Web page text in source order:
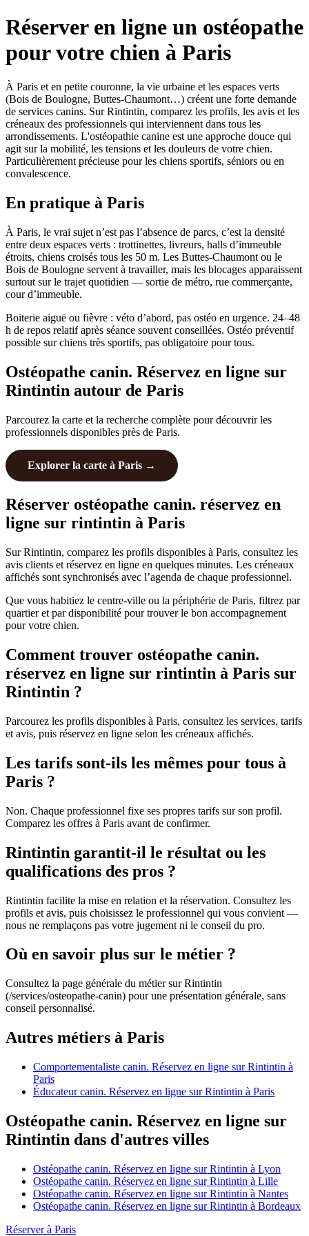
Réserver en ligne un ostéopathe
pour votre chien à Paris
À Paris et en petite couronne, la vie urbaine et les espaces verts
(Bois de Boulogne, Buttes-Chaumont…) créent une forte demande
de services canins. Sur Rintintin, comparez les profils, les avis et les
créneaux des professionnels qui interviennent dans tous les
arrondissements. L'ostéopathie canine est une approche douce qui
agit sur la mobilité, les tensions et les douleurs de votre chien.
Particulièrement précieuse pour les chiens sportifs, séniors ou en
convalescence.
En pratique à Paris
À Paris, le vrai sujet n’est pas l’absence de parcs, c’est la densité
entre deux espaces verts : trottinettes, livreurs, halls d’immeuble
étroits, chiens croisés tous les 50 m. Les Buttes-Chaumont ou le
Bois de Boulogne servent à travailler, mais les blocages apparaissent
surtout sur le trajet quotidien — sortie de métro, rue commerçante,
cour d’immeuble.
Boiterie aiguë ou fièvre : véto d’abord, pas ostéo en urgence. 24–48
h de repos relatif après séance souvent conseillées. Ostéo préventif
possible sur chiens très sportifs, pas obligatoire pour tous.
Ostéopathe canin. Réservez en ligne sur
Rintintin autour de Paris
Parcourez la carte et la recherche complète pour découvrir les
professionnels disponibles près de Paris.
Explorer la carte à Paris →
Réserver ostéopathe canin. réservez en
ligne sur rintintin à Paris
Sur Rintintin, comparez les profils disponibles à Paris, consultez les
avis clients et réservez en ligne en quelques minutes. Les créneaux
affichés sont synchronisés avec l’agenda de chaque professionnel.
Que vous habitiez le centre-ville ou la périphérie de Paris, filtrez par
quartier et par disponibilité pour trouver le bon accompagnement
pour votre chien.
Comment trouver ostéopathe canin.
réservez en ligne sur rintintin à Paris sur
Rintintin ?
Parcourez les profils disponibles à Paris, consultez les services, tarifs
et avis, puis réservez en ligne selon les créneaux affichés.
Les tarifs sont-ils les mêmes pour tous à
Paris ?
Non. Chaque professionnel fixe ses propres tarifs sur son profil.
Comparez les offres à Paris avant de confirmer.
Rintintin garantit-il le résultat ou les
qualifications des pros ?
Rintintin facilite la mise en relation et la réservation. Consultez les
profils et avis, puis choisissez le professionnel qui vous convient —
nous ne remplaçons pas votre jugement ni le conseil du pro.
Où en savoir plus sur le métier ?
Consultez la page générale du métier sur Rintintin
(/services/osteopathe-canin) pour une présentation générale, sans
conseil personnalisé.
Autres métiers à Paris
Comportementaliste canin. Réservez en ligne sur Rintintin à
Paris
Éducateur canin. Réservez en ligne sur Rintintin à Paris
Ostéopathe canin. Réservez en ligne sur
Rintintin dans d'autres villes
Ostéopathe canin. Réservez en ligne sur Rintintin à Lyon
Ostéopathe canin. Réservez en ligne sur Rintintin à Lille
Ostéopathe canin. Réservez en ligne sur Rintintin à Nantes
Ostéopathe canin. Réservez en ligne sur Rintintin à Bordeaux
Réserver à Paris